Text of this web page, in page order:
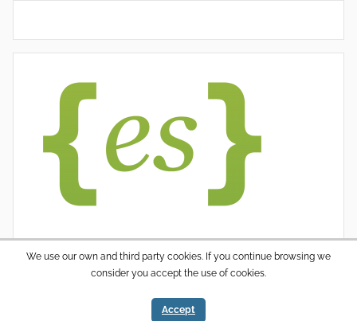
We use our own and third party cookies. If you continue browsing we
consider you accept the use of cookies.
Accept